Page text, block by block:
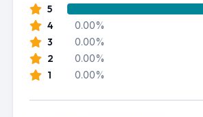
5
4 0.00%
3 0.00%
2 0.00%
1 0.00%